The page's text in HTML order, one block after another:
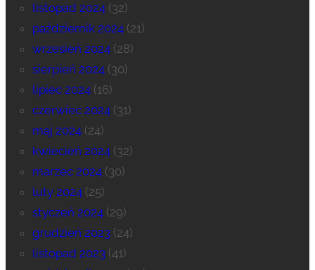
listopad 2024(32)
październik 2024(21)
wrzesień 2024(28)
sierpień 2024(30)
lipiec 2024(16)
czerwiec 2024(31)
maj 2024(24)
kwiecień 2024(32)
marzec 2024(30)
luty 2024(25)
styczeń 2024(29)
grudzień 2023(24)
listopad 2023(41)